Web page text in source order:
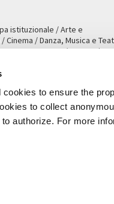
to ensure the
to collect
authorize. For more
istituzionale / Arte e
Cinema / Danza, Musica e
San Marco 1364/A, Venezia